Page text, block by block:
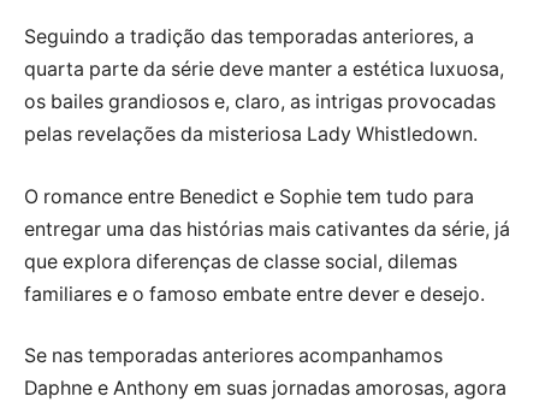
Seguindo a tradição das temporadas anteriores, a
quarta parte da série deve manter a estética luxuosa,
os bailes grandiosos e, claro, as intrigas provocadas
pelas revelações da misteriosa Lady Whistledown.
O romance entre Benedict e Sophie tem tudo para
entregar uma das histórias mais cativantes da série, já
que explora diferenças de classe social, dilemas
familiares e o famoso embate entre dever e desejo.
Se nas temporadas anteriores acompanhamos
Daphne e Anthony em suas jornadas amorosas, agora